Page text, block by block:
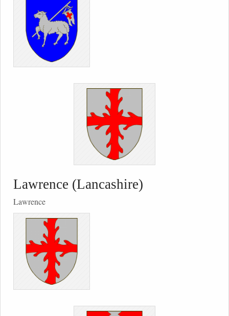
Lawrence (Lancashire)
Lawrence